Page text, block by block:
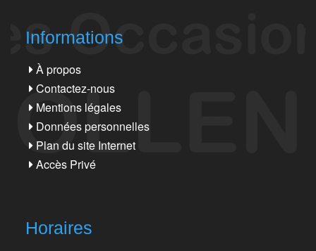
Informations
À propos
Contactez-nous
Mentions légales
Données personnelles
Plan du site Internet
Accès Privé
Horaires